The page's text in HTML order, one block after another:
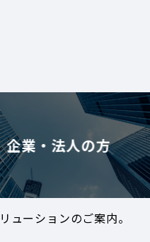
企業・法人の方
ューションのご案内。